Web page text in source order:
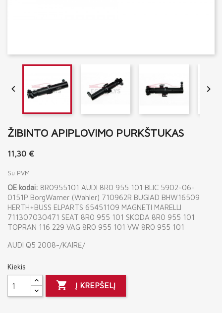
 
ŽIBINTO APIPLOVIMO PURKŠTUKAS
11,30 €
Su PVM
OE kodai: 8R0955101 AUDI 8R0 955 101 BLIC 5902-06-
0151P BorgWarner (Wahler) 710962R BUGIAD BHW16509
HERTH+BUSS ELPARTS 65451109 MAGNETI MARELLI
711307030471 SEAT 8R0 955 101 SKODA 8R0 955 101
TOPRAN 116 229 VAG 8R0 955 101 VW 8R0 955 101
AUDI Q5 2008-/KAIRĖ/
Kiekis
 Į KREPŠELĮ